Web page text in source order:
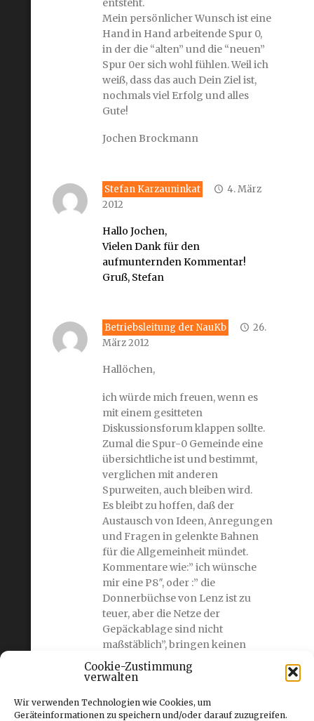
Cookie-Zustimmung
verwalten
Wir verwenden Technologien wie Cookies, um
Geräteinformationen zu speichern und/oder darauf zuzugreifen.
entsteht.
Mein persönlicher Wunsch ist eine
Hand in Hand arbeitende Spur 0,
in der die “alten” und die “neuen”
Spur 0er sich wohl fühlen. Weil ich
weiß, dass das auch Dein Ziel ist,
nochmals viel Erfolg und alles
Gute!
Jochen Brockmann
Stefan Karzauninkat
4. März
2012
Hallo Jochen,
Vielen Dank für den
aufmunternden Kommentar!
Gruß, Stefan
Betriebsleitung der NauKb
26.
März 2012
Hallöchen,
ich würde mich freuen, wenn es
mit einem gesitteten
Diskussionsforum klappen sollte.
Zumal die Spur-0 Gemeinde eine
übersichtliche ist und bestimmt,
verglichen mit anderen
Spurweiten, auch bleiben wird.
Es bleibt zu hoffen, daß der
Austausch von Ideen, Anregungen
und Fragen in gelenkte Bahnen
für die Allgemeinheit mündet.
Kommentare wie:” ich wünsche
mir eine P8″, oder :” die
Donnerbüchse von Lenz ist zu
teuer, aber die Netze der
Gepäckablage sind nicht
maßstäblich”, bringen keinen
wirklich weiter, sondern nur die
entsprechenden
wenn jeder seine Wunschmodelle